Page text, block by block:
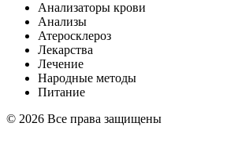
Анализаторы крови
Анализы
Атеросклероз
Лекарства
Лечение
Народные методы
Питание
© 2026 Все права защищены